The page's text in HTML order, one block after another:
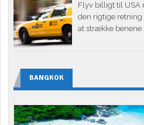
Flyv billigt til USA
den rigtige
at strække benene
BANGKOK